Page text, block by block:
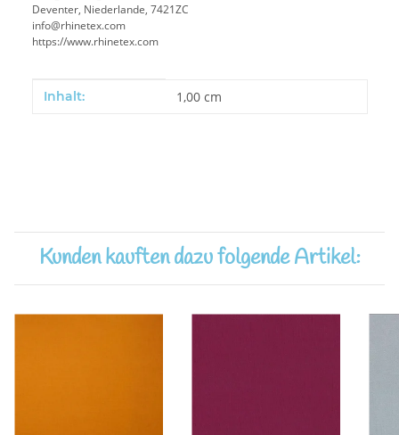
Deventer, Niederlande, 7421ZC
info@rhinetex.com
https://www.rhinetex.com
Produkteigenschaft
Wert
Inhalt: 1,00 cm
Kunden kauften dazu folgende Artikel: